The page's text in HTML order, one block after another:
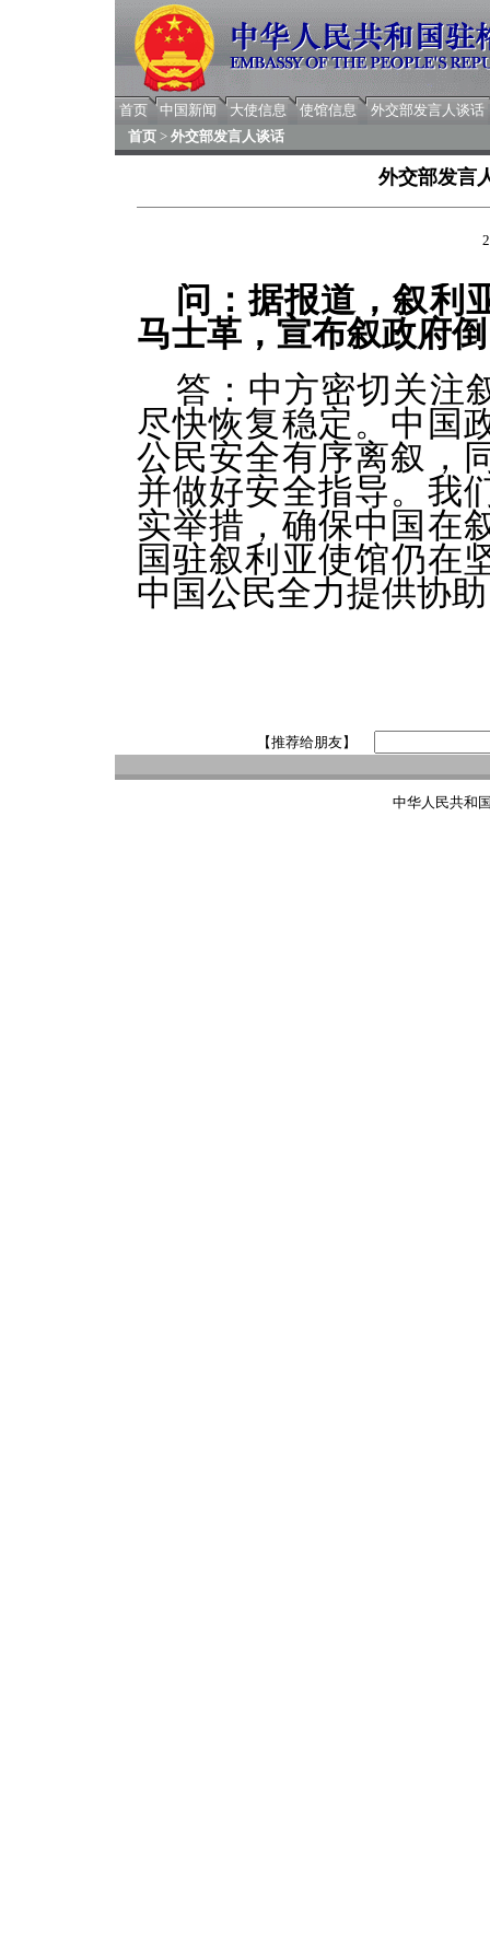
首页 中国新闻 大使信息 使馆信息
外交部发言人谈话
首页 > 外交部发言人谈话
外交部发言
问：据报道，叙利
马士革，宣布叙政府
答：中方密切关注
尽快恢复稳定。中国
公民安全有序离叙，
并做好安全指导。我
实举措，确保中国在
国驻叙利亚使馆仍在
中国公民全力提供协
【推荐给朋友】
中华人民共和